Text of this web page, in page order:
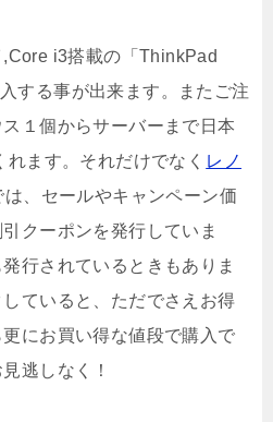
i3搭載の「ThinkPad
する事が出来ます。またご注
１個からサーバーまで日本
ます。それだけでなく レノ
は、セールやキャンペーン価
クーポンを発行していま
行されているときもありま
ていると、ただでさえお得
にお買い得な値段で購入で
逃しなく！